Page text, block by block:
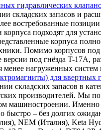
гидравлических
складских запасов и
востребованные
подходят для
корпуса
Помимо корпусов под
под гнёзда T-17A,
нагруженных
для
складских запасов в
производителей. Мы
машиностроении.
быстро – без долгих
NEM (Италия), Keta